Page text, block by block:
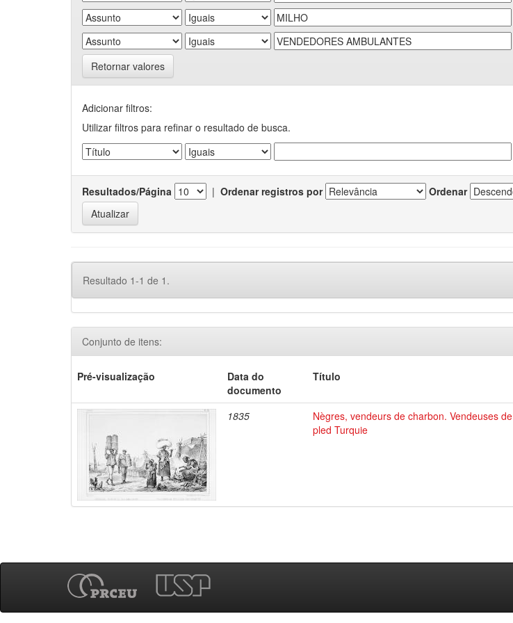
Retornar valores
Adicionar filtros:
Utilizar filtros para refinar o resultado de busca.
Resultados/Página | Ordenar registros por Ordenar
Resultado 1-1 de 1.
Conjunto de itens:
Pré-visualização
Data do
documento
Título
1835
Nègres, vendeurs de charbon. Vendeuses de
pled Turquie